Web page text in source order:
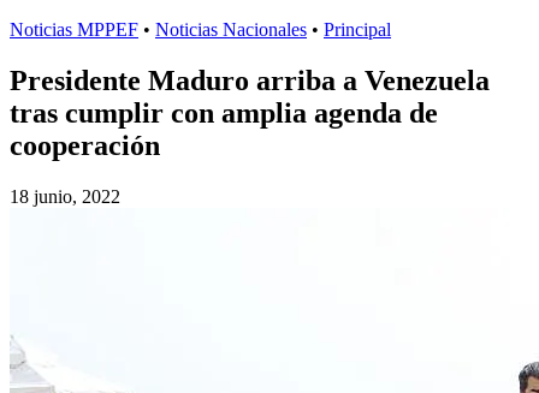
Noticias MPPEF • Noticias Nacionales • Principal
Presidente Maduro arriba a Venezuela
tras cumplir con amplia agenda de
cooperación
18 junio, 2022